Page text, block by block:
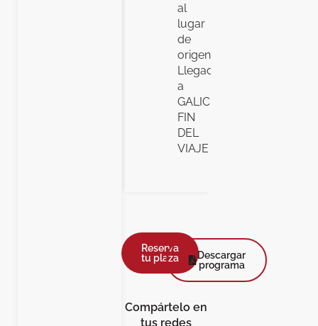
al
lugar
de
origen.
Llegada
a
GALICIA.
FIN
DEL
VIAJE
Reserva
tu plaza
Descargar
programa
Compártelo en
tus redes